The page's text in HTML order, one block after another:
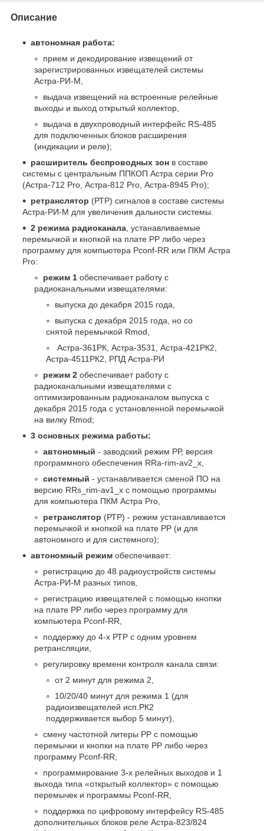
Описание
автономная работа:
прием и декодирование извещений от
зарегистрированных извещателей системы
Астра-РИ-М,
выдача извещений на встроенные релейные
выходы и выход открытый коллектор,
выдача в двухпроводный интерфейс RS-485
для подключенных блоков расширения
(индикации и реле);
расширитель беспроводных зон в составе
системы с центральным ППКОП Астра серии Pro
(Астра-712 Pro, Астра-812 Pro, Астра-8945 Pro);
ретранслятор (РТР) сигналов в составе системы
Астра-РИ-М для увеличения дальности системы.
2 режима радиоканала , устанавливаемые
перемычкой и кнопкой на плате РР либо через
программу для компьютера Pconf-RR или ПКМ Астра
Pro:
режим 1 обеспечивает работу с
радиоканальными извещателями:
выпуска до декабря 2015 года,
выпуска с декабря 2015 года, но со
снятой перемычкой Rmod,
Астра-361РК, Астра-3531, Астра-421РК2,
Астра-4511РК2, РПД Астра-РИ
режим 2 обеспечивает работу с
радиоканальными извещателями с
оптимизированным радиоканалом выпуска с
декабря 2015 года с установленной перемычкой
на вилку Rmod;
3 основных режима работы:
автономный - заводский режим РР, версия
программного обеспечения RRa-rim-av2_х,
системный - устанавливается сменой ПО на
версию RRs_rim-av1_х с помощью программы
для компьютера ПКМ Астра Pro,
ретранслятор (РТР) - режим устанавливается
перемычкой и кнопкой на плате РР (и для
автономного и для системного);
автономный режим обеспечивает:
регистрацию до 48 радиоустройств системы
Астра-РИ-М разных типов,
регистрацию извещателей с помощью кнопки
на плате РР либо через программу для
компьютера Pconf-RR,
поддержку до 4-х РТР с одним уровнем
ретрансляции,
регулировку времени контроля канала связи:
от 2 минут для режима 2,
10/20/40 минут для режима 1 (для
радиоизвещателей исп.РК2
поддерживается выбор 5 минут),
смену частотной литеры РР с помощью
перемычки и кнопки на плате РР либо через
программу Pconf-RR,
программирование 3-х релейных выходов и 1
выхода типа «открытый коллектор» с помощью
перемычек и программы Pconf-RR,
поддержка по цифровому интерфейсу RS-485
дополнительных блоков реле Астра-823/824